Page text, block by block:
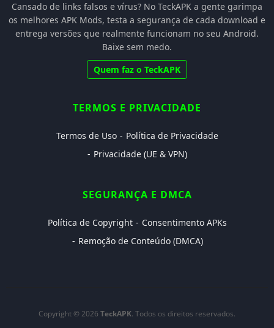
Cansado de links falsos e vírus? No TeckAPK a gente garimpa
os melhores APK Mods, testa a segurança de cada download e
entrega versões que realmente funcionam no seu Android.
Baixe sem medo.
Quem faz o TeckAPK
TERMOS E PRIVACIDADE
Termos de Uso
Política de Privacidade
Privacidade (UE & VPN)
SEGURANÇA E DMCA
Política de Copyright
Consentimento APKs
Remoção de Conteúdo (DMCA)
Copyright © 2026 TeckAPK. Todos os direitos reservados.